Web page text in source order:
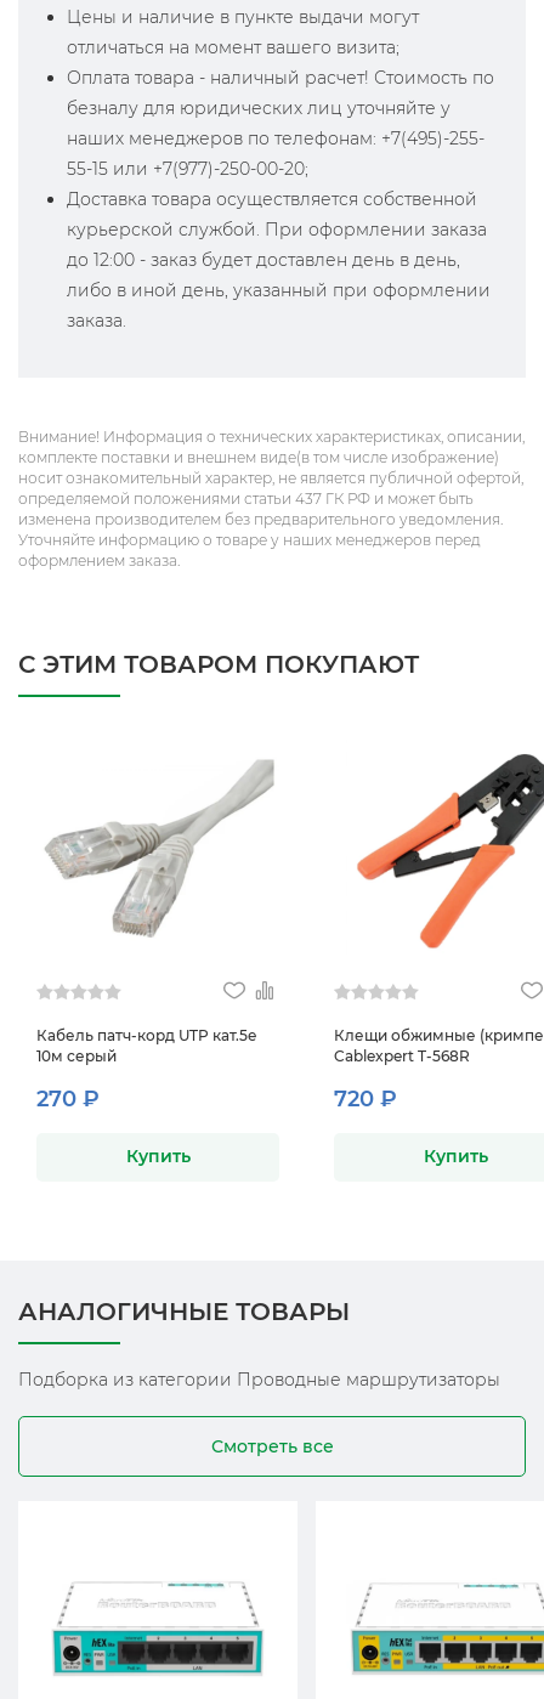
Цены и наличие в пункте выдачи могут
отличаться на момент вашего визита;
Оплата товара - наличный расчет! Стоимость по
безналу для юридических лиц уточняйте у
наших менеджеров по телефонам: +7(495)-255-
55-15 или +7(977)-250-00-20;
Доставка товара осуществляется собственной
курьерской службой. При оформлении заказа
до 12:00 - заказ будет доставлен день в день,
либо в иной день, указанный при оформлении
заказа.
Внимание! Информация о технических характеристиках, описании,
комплекте поставки и внешнем виде(в том числе изображение)
носит ознакомительный характер, не является публичной офертой,
определяемой положениями статьи 437 ГК РФ и может быть
изменена производителем без предварительного уведомления.
Уточняйте информацию о товаре у наших менеджеров перед
оформлением заказа.
С ЭТИМ ТОВАРОМ ПОКУПАЮТ
Кабель патч-корд UTP кат.5е
10м серый
270 ₽
Купить
Клещи обжимные
Cablexpert T-568R
720 ₽
Купить
АНАЛОГИЧНЫЕ ТОВАРЫ
Подборка из категории Проводные маршрутизаторы
Смотреть все